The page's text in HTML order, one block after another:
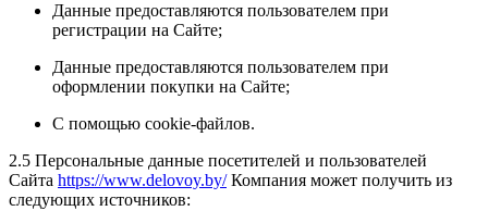
Данные предоставляются пользователем при
регистрации на Сайте;
Данные предоставляются пользователем при
оформлении покупки на Сайте;
С помощью cookie-файлов.
2.5 Персональные данные посетителей и пользователей
Сайта https://www.delovoy.by/Компания может получить из
следующих источников: